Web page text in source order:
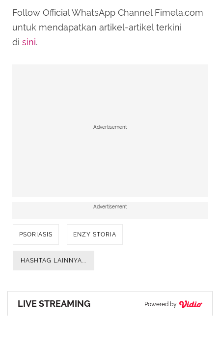
Follow Official WhatsApp Channel Fimela.com
untuk mendapatkan artikel-artikel terkini
di sini.
Advertisement
Advertisement
PSORIASIS ENZY STORIA
HASHTAG LAINNYA...
LIVE STREAMING Powered by